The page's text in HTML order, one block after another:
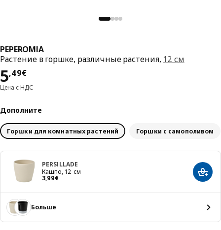
PEPEROMIA
Растение в горшке, различные растения, 12 см
5,49€
Цена 5,49€
Цена с НДС
Дополните
Горшки для комнатных растений Горшки с самополивом
PERSILLADE
Кашпо, 12 см
3,99€
Цена 3,99€
Больше